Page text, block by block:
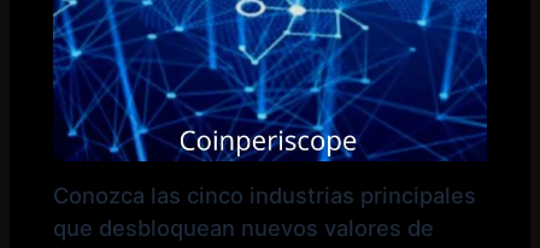
Conozca las cinco industrias principales
que desbloquean nuevos valores de